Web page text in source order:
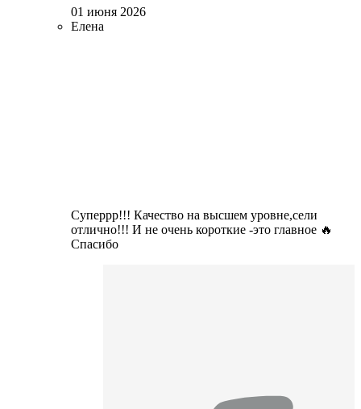
01 июня 2026
Елена
Суперрр!!! Качество на высшем уровне,сели
отлично!!! И не очень короткие -это главное 🔥
Спасибо